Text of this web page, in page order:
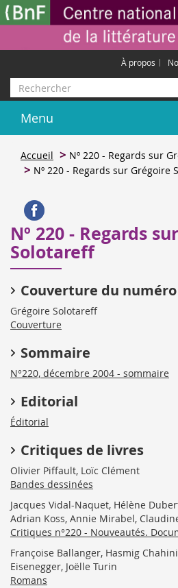
Aller
au
principal
À propos
Rechercher
Menu
Accueil
Nº 220 - Regards sur
Nº 220 - Regards sur Grégoire
Nº 220 - Regards
Solotareff
Couverture du numéro
Grégoire Solotareff
Couverture
Sommaire
N°220, décembre 2004 - sommaire
Editorial
Éditorial
Critiques de livres
Olivier Piffault, Loïc Clément
Bandes dessinées
Jacques Vidal-Naquet, Hélène
Adrian Koss, Annie Mirabel,
Critiques n°220 - Nouveautés.
Françoise Ballanger, Hasmig
Eisenegger, Joëlle Turin
Romans
Gestion des cookies